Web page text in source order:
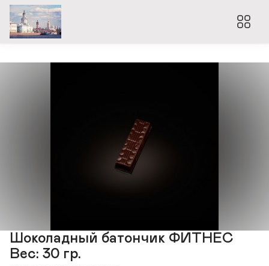
Шоколадный батончик ФИТНЕС
Вес: 30 гр.